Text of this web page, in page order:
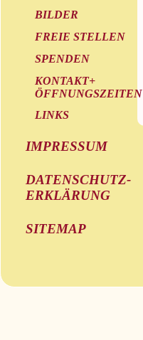
BILDER
FREIE STELLEN
SPENDEN
KONTAKT+
ÖFFNUNGSZEITEN
LINKS
IMPRESSUM
DATENSCHUTZ-
ERKLÄRUNG
SITEMAP